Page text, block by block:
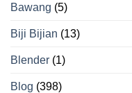
Bawang (5)
Biji Bijian (13)
Blender (1)
Blog (398)